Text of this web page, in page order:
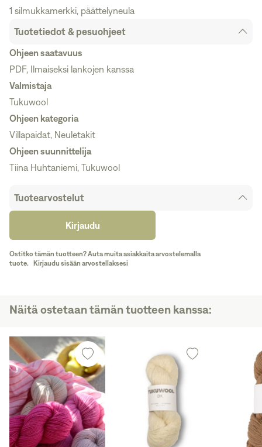
1 silmukkamerkki, päättelyneula
Tuotetiedot & pesuohjeet
Ohjeen saatavuus
PDF, Ilmaiseksi lankojen kanssa
Valmistaja
Tukuwool
Ohjeen kategoria
Villapaidat, Neuletakit
Ohjeen suunnittelija
Tiina Huhtaniemi, Tukuwool
Tuotearvostelut
Kirjaudu
Ostitko tämän tuotteen? Auta muita asiakkaita arvostelemalla
tuote. Kirjaudu sisään arvostellaksesi
Näitä ostetaan tämän tuotteen kanssa: